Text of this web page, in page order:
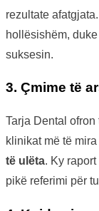
rezultate
hollësishëm,
suksesin.
3. Çmime të
Tarja Dental
klinikat më të
të ulëta. Ky
pikë referimi për